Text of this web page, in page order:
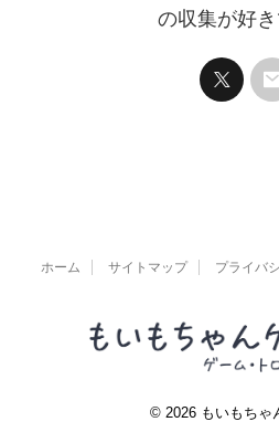
の収集が好き
ホーム サイトマップ プライバ
© 2026 もいもちゃ